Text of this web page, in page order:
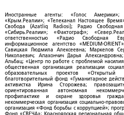
Иностранные агенты: «Голос Америки»;
«Крым.Реалии»; «Телеканал Настоящее
Свобода (Azatliq Radiosi); Радио Свободная
«Сибирь.Реалии»; «Фактограф»;
ответственностью «Радио Свободная
информационное агентство «MEDIUM-
Савицкая Людмила Алексеевна; Маркелов
Николаевич; Апахончич Дарья
Альбац; «Центр по работе с проблемой
общественная организация реализации
образовательных проектов «Открытый
благотворительный фонд «Гуманитарное
активистка Ирина Сторожева;
ориентированная автономная
профилактике и охране здоровья
некоммерческая организация социально-
организация «Фонд борьбы с коррупцией»;
Фонд «СВЕЧА»; Красноярская региональная